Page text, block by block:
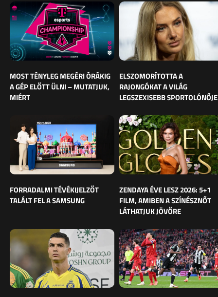
MOST TÉNYLEG MEGÉRI ÓRÁKIG
A GÉP ELŐTT ÜLNI – MUTATJUK,
MIÉRT
ELSZOMORÍTOTTA A
RAJONGÓKAT A VILÁG
LEGSZEXISEBB SPORTOLÓNŐJE
FORRADALMI TÉVÉKIJELZŐT
TALÁLT FEL A SAMSUNG
ZENDAYA ÉVE LESZ 2026: 5+1
FILM, AMIBEN A SZÍNÉSZNŐT
LÁTHATJUK JÖVŐRE